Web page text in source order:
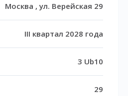
Москва , ул. Верейская 29
III квартал 2028 года
3 Ub10
29